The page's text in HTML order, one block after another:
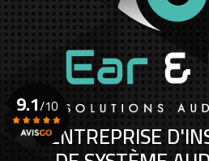
ENTREPRISE
9.1/10
Voir le certificat